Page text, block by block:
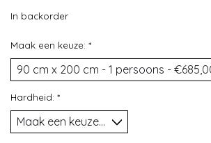
In backorder
Maak een keuze: *
Hardheid: *